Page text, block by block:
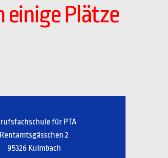
einige Plätze
für PTA
Rentamtsgässchen 2
95326 Kulmbach